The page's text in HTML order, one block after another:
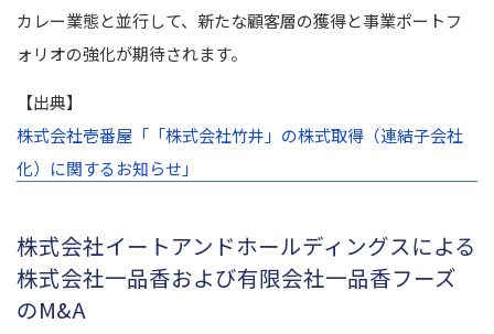
カレー業態と並行して、新たな顧客層の獲得と事業ポートフ
ォリオの強化が期待されます。
【出典】
株式会社壱番屋「「株式会社竹井」の株式取得（連結子会社
化）に関するお知らせ」
株式会社イートアンドホールディングスによる
株式会社一品香および有限会社一品香フーズ
のM&A